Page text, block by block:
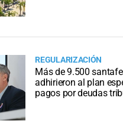
REGULARIZACIÓN
Más de 9.500
adhirieron al plan
pagos por deudas